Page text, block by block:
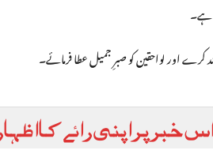
ہے۔
کرے اور لواحقین کو صبرِ جمیل عطا فرمائے۔
اس خبر پر اپنی رائے کا